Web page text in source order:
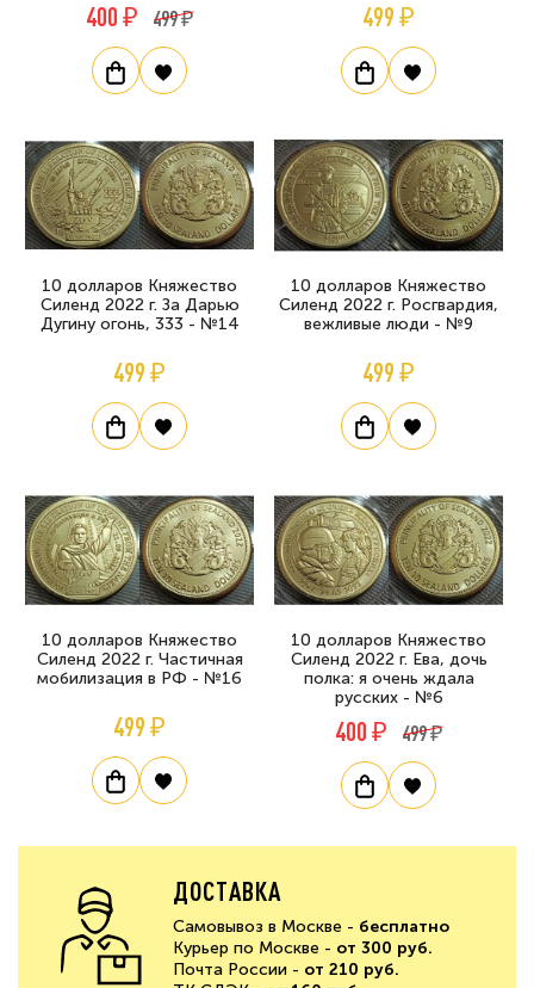
400 ₽ 499 ₽ 499 ₽
10 долларов Княжество
Силенд 2022 г. За Дарью
Дугину огонь, 333 - №14
499 ₽
10 долларов Княжество
Силенд 2022 г. Росгвардия,
вежливые люди - №9
499 ₽
10 долларов Княжество
Силенд 2022 г. Частичная
мобилизация в РФ - №16
499 ₽
10 долларов Княжество
Силенд 2022 г. Ева, дочь
полка: я очень ждала
русских - №6
400 ₽ 499 ₽
ДОСТАВКА
Самовывоз в Москве - бесплатно
Курьер по Москве - от 300 руб.
Почта России - от 210 руб.